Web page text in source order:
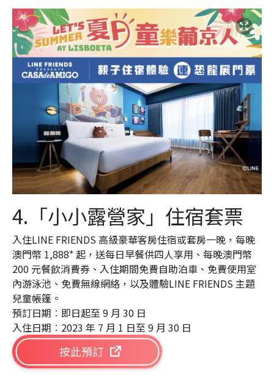
4.「小小露營家」住宿套票
入住LINE FRIENDS 高級豪華客房住宿或套房一晚，每晚
澳門幣 1,888* 起，送每日早餐供四人享用、每晚澳門幣
200 元餐飲消費券、入住期間免費自助泊車、免費使用室
內游泳池、免費無線網絡，以及體驗LINE FRIENDS 主題
兒童帳篷。
預訂日期︰即日起至 9 月 30 日
入住日期︰2023 年 7 月 1 日至 9 月 30 日
按此預訂